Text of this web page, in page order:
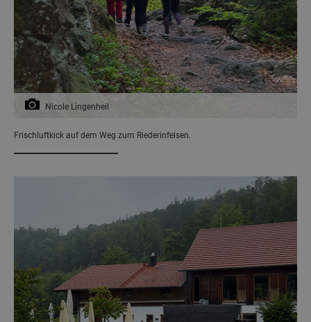
Nicole Lingenheil
Frischluftkick auf dem Weg zum Riederinfelsen.